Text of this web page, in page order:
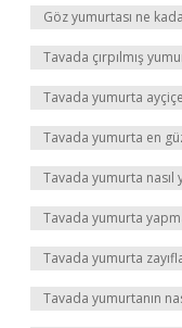
Göz yumurtası ne
Tavada çırpılmış
Tavada yumurta
Tavada yumurta en
Tavada yumurta nasıl
Tavada yumurta
Tavada yumurta
Tavada yumurtanın